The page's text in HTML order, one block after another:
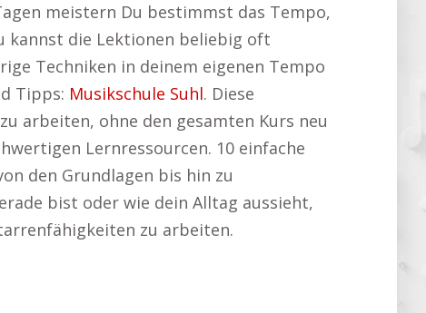
meistern Du bestimmst das Tempo,
kannst die Lektionen beliebig oft
Techniken in deinem eigenen Tempo
Tipps: Musikschule Suhl. Diese
arbeiten, ohne den gesamten Kurs neu
Lernressourcen. 10 einfache
den Grundlagen bis hin zu
bist oder wie dein Alltag aussieht,
zu arbeiten.